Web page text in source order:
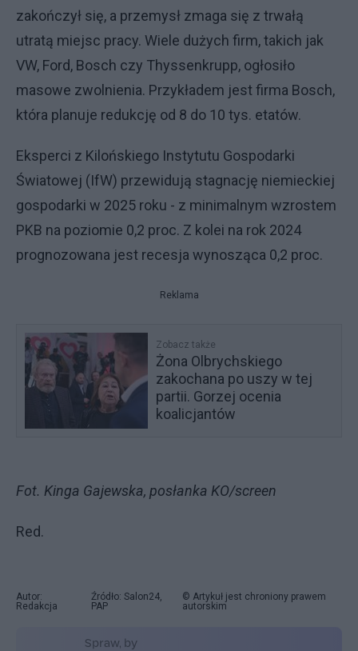
zakończył się, a przemysł zmaga się z trwałą
utratą miejsc pracy. Wiele dużych firm, takich jak
VW, Ford, Bosch czy Thyssenkrupp, ogłosiło
masowe zwolnienia. Przykładem jest firma Bosch,
która planuje redukcję od 8 do 10 tys. etatów.
Eksperci z Kilońskiego Instytutu Gospodarki
Światowej (IfW) przewidują stagnację niemieckiej
gospodarki w 2025 roku - z minimalnym wzrostem
PKB na poziomie 0,2 proc. Z kolei na rok 2024
prognozowana jest recesja wynosząca 0,2 proc.
Reklama
Zobacz także
Żona Olbrychskiego
zakochana po uszy w tej
partii. Gorzej ocenia
koalicjantów
Fot. Kinga Gajewska, posłanka KO/screen
Red.
Autor:
Redakcja
Źródło: Salon24,
PAP
© Artykuł jest chroniony prawem
autorskim